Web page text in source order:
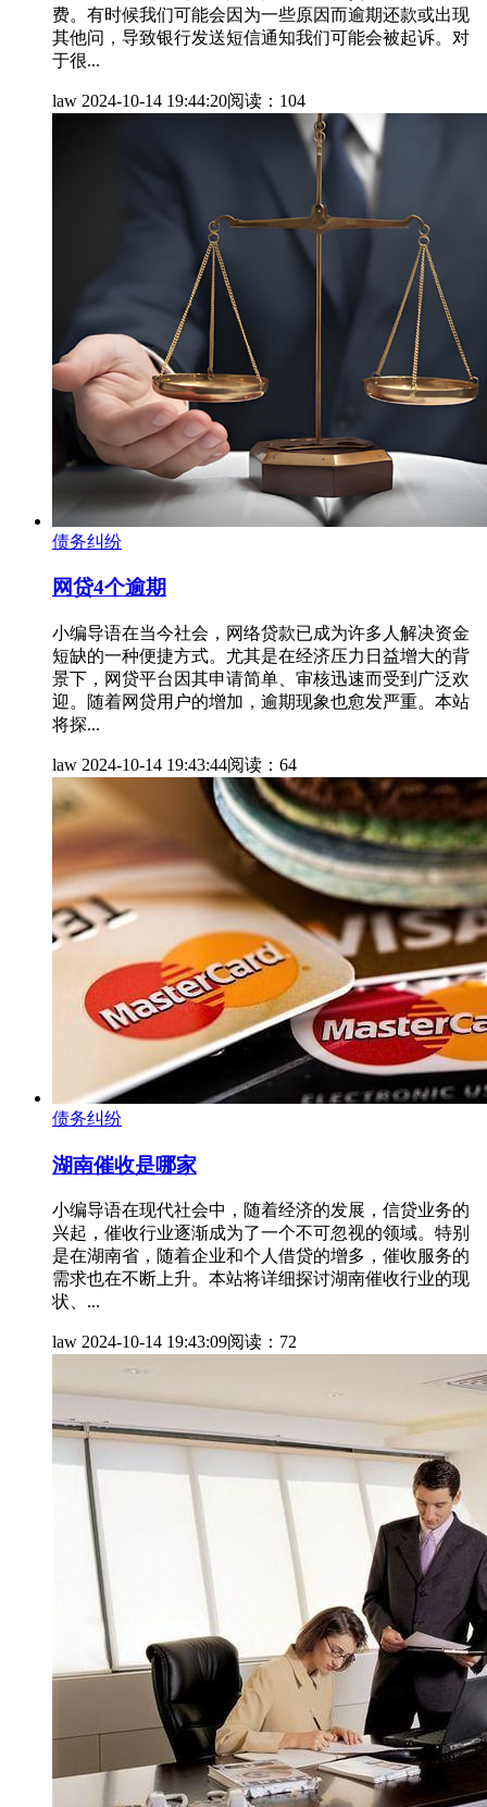
费。有时候我们可能会因为一些原因而逾期还款或出现
其他问，导致银行发送短信通知我们可能会被起诉。对
于很...
law 2024-10-14 19:44:20阅读：104
债务纠纷
网贷4个逾期
小编导语在当今社会，网络贷款已成为许多人解决资金
短缺的一种便捷方式。尤其是在经济压力日益增大的背
景下，网贷平台因其申请简单、审核迅速而受到广泛欢
迎。随着网贷用户的增加，逾期现象也愈发严重。本站
将探...
law 2024-10-14 19:43:44阅读：64
债务纠纷
湖南催收是哪家
小编导语在现代社会中，随着经济的发展，信贷业务的
兴起，催收行业逐渐成为了一个不可忽视的领域。特别
是在湖南省，随着企业和个人借贷的增多，催收服务的
需求也在不断上升。本站将详细探讨湖南催收行业的现
状、...
law 2024-10-14 19:43:09阅读：72